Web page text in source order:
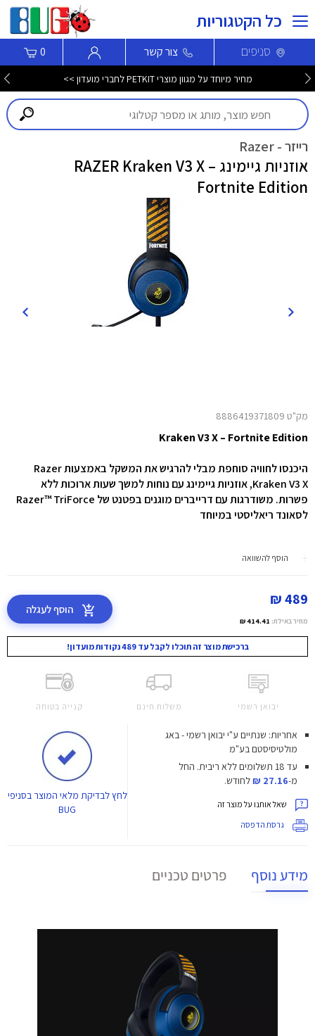
כל הקטגוריות
סניפים צור קשר 0
מחיר מיוחד על מגוון מוצרי PETKIT לחברי מועדון >>
רייזר - Razer
אוזניות גיימינג RAZER Kraken V3 X –
Fortnite Edition
מק"ט 8886419371809
Kraken V3 X – Fortnite Edition
היכנסו לחוויה סוחפת מבלי להרגיש את המשקל באמצעות Razer
Kraken V3 X, אוזניות גיימינג עם נוחות למשך שעות ארוכות ללא
פשרות. משודרגות עם דרייברים מוגנים בפטנט של Razer™ TriForce
לסאונד ריאליסטי במיוחד
הוסף להשוואה
489 ₪
מחיר באילת: 414.41 ₪
הוסף לעגלה
ברכישת מוצר זה תוכלו לקבל עד 489 נקודות מועדון!
יבואן רשמי משלוח חינם קנייה בטוחה
אחריות: שנתיים ע"י יבואן רשמי - באג
מולטיסיסטם בע"מ
עד 18 תשלומים ללא ריבית.
החל
מ-27.16 ₪ לחודש.
שאל אותנו על מוצר זה
גרסת הדפסה
לחץלבדיקת מלאי המוצר בסניפי
BUG
מידע נוסף פרטים טכניים